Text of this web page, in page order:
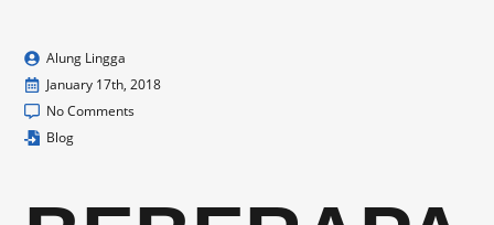
Alung Lingga
January 17th, 2018
No Comments
Blog